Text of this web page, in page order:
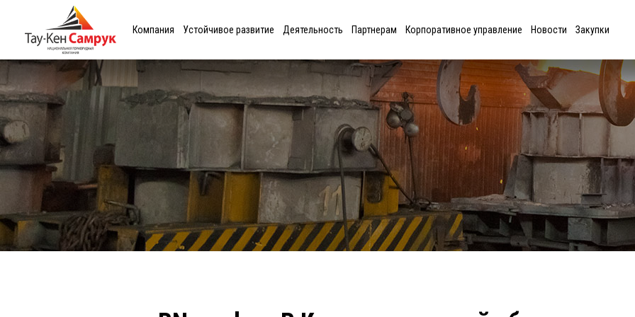
Компания Устойчивое развитие Деятельность Партнерам Корпоративное управление Новости Закупки